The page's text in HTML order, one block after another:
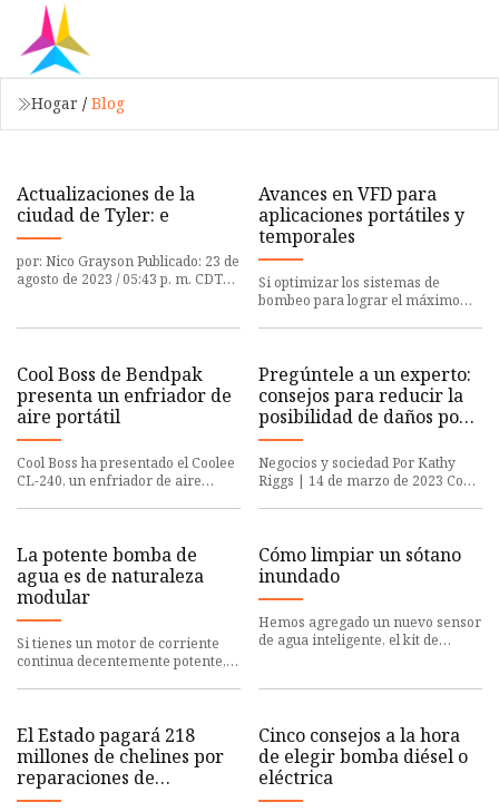
Hogar / Blog
Actualizaciones de la
ciudad de Tyler: e
por: Nico Grayson Publicado: 23 de
agosto de 2023 / 05:43 p. m. CDT
Avances en VFD para
aplicaciones portátiles y
temporales
Si optimizar los sistemas de
bombeo para lograr el máximo
Cool Boss de Bendpak
presenta un enfriador de
aire portátil
Cool Boss ha presentado el Coolee
CL-240, un enfriador de aire
Pregúntele a un experto:
consejos para reducir la
posibilidad de daños por
inundaciones en su hogar
Negocios y sociedad Por Kathy
Riggs | 14 de marzo de 2023 Con
La potente bomba de
agua es de naturaleza
modular
Si tienes un motor de corriente
continua decentemente potente,
Cómo limpiar un sótano
inundado
Hemos agregado un nuevo sensor
de agua inteligente, el kit de
El Estado pagará 218
millones de chelines por
reparaciones de
viviendas asequibles
Cinco consejos a la hora
de elegir bomba diésel o
eléctrica